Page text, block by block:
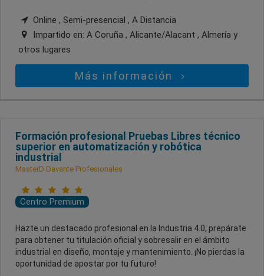
Online , Semi-presencial , A Distancia
Impartido en: A Coruña , Alicante/Alacant , Almería y
otros lugares
Más información
Formación profesional Pruebas Libres técnico
superior en automatización y robótica
industrial
MasterD Davante Profesionales
Centro Premium
Hazte un destacado profesional en la Industria 4.0, prepárate
para obtener tu titulación oficial y sobresalir en el ámbito
industrial en diseño, montaje y mantenimiento. ¡No pierdas la
oportunidad de apostar por tu futuro!